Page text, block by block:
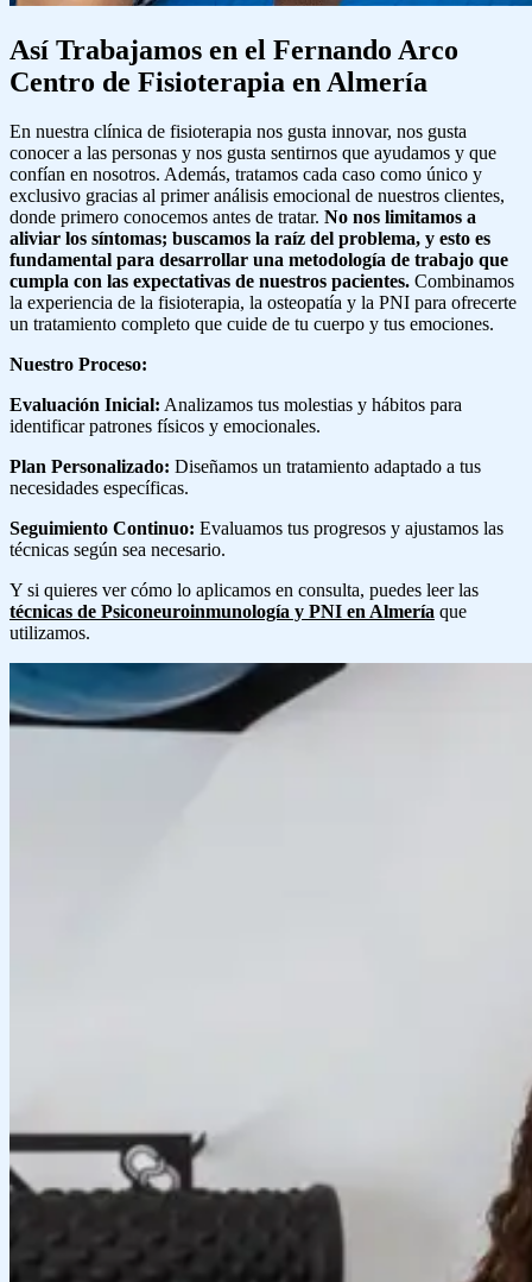
Así Trabajamos en el Fernando Arco
Centro de Fisioterapia en Almería
En nuestra clínica de fisioterapia nos gusta innovar, nos gusta
conocer a las personas y nos gusta sentirnos que ayudamos y que
confían en nosotros. Además, tratamos cada caso como único y
exclusivo gracias al primer análisis emocional de nuestros clientes,
donde primero conocemos antes de tratar. No nos limitamos a
aliviar los síntomas; buscamos la raíz del problema, y esto es
fundamental para desarrollar una metodología de trabajo que
cumpla con las expectativas de nuestros pacientes. Combinamos
la experiencia de la fisioterapia, la osteopatía y la PNI para ofrecerte
un tratamiento completo que cuide de tu cuerpo y tus emociones.
Nuestro Proceso:
Evaluación Inicial: Analizamos tus molestias y hábitos para
identificar patrones físicos y emocionales.
Plan Personalizado: Diseñamos un tratamiento adaptado a tus
necesidades específicas.
Seguimiento Continuo: Evaluamos tus progresos y ajustamos las
técnicas según sea necesario.
Y si quieres ver cómo lo aplicamos en consulta, puedes leer las
técnicas de Psiconeuroinmunología y PNI en Almería que
utilizamos.